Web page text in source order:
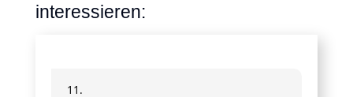
interessieren:
11.